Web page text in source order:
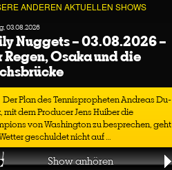
ANDEREN AKTUELLEN SHOWS
03.08.2026
Nuggets – 03.08.2026 –
Regen, Osaka und die
Der Plan des Tennispropheten Andreas Du-
mit dem Producer Jens Huiber die
von Washington zu besprechen, geht
geschuldet nicht auf …
Show anhören